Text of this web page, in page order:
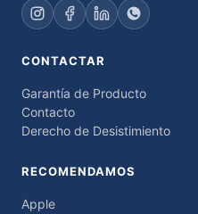
CONTACTAR
Garantía de Producto
Contacto
Derecho de Desistimiento
RECOMENDAMOS
Apple